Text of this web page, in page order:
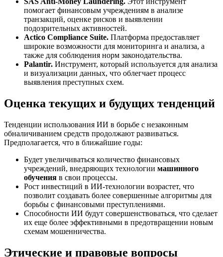
помогает финансовым учреждениям в анализе
транзакций, оценке рисков и выявлении
подозрительных активностей.
Actico Compliance Suite. Платформа предоставляет
широкие возможности для мониторинга и анализа, а
также для соблюдения норм законодательства.
Palantir. Инструмент, который используется для анализа
и визуализации данных, что облегчает процесс
выявления преступных схем.
Оценка текущих и будущих тенденций
Тенденции использования ИИ в борьбе с незаконным
обналичиванием средств продолжают развиваться.
Предполагается, что в ближайшие годы:
Будет увеличиваться количество финансовых
учреждений, внедряющих технологии машинного
обучения в свои процессы.
Рост инвестиций в ИИ-технологии возрастет, что
позволит создавать более совершенные алгоритмы для
борьбы с финансовыми преступлениями.
Способности ИИ будут совершенствоваться, что сделает
их еще более эффективными в предотвращении новым
схемам мошенничества.
Этические и правовые вопросы